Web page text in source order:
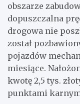
obszarze
dopuszczalna
drogowa nie
został
pojazdów
miesiące.
kwotę 2,5 tys.
punktami